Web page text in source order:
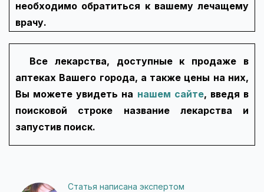
необходимо обратиться к вашему лечащему
врачу.
Все лекарства, доступные к продаже в
аптеках Вашего города, а также цены на них,
Вы можете увидеть на нашем сайте, введя в
поисковой строке название лекарства и
запустив поиск.
Статья написана экспертом